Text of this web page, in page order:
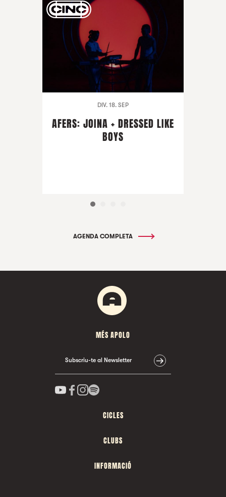
DIV. 18. SEP
AFERS: JOINA + DRESSED LIKE
BOYS
AGENDA COMPLETA
MÉS APOLO
Subscriu-te al Newsletter
CICLES
CLUBS
INFORMACIÓ